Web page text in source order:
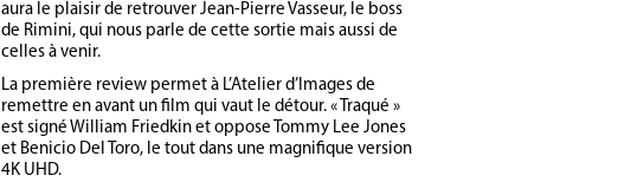
aura le plaisir de retrouver Jean-Pierre Vasseur, le boss
de Rimini, qui nous parle de cette sortie mais aussi de
celles à venir.
La première review permet à L’Atelier d’Images de
remettre en avant un film qui vaut le détour. « Traqué »
est signé William Friedkin et oppose Tommy Lee Jones
et Benicio Del Toro, le tout dans une magnifique version
4K UHD.